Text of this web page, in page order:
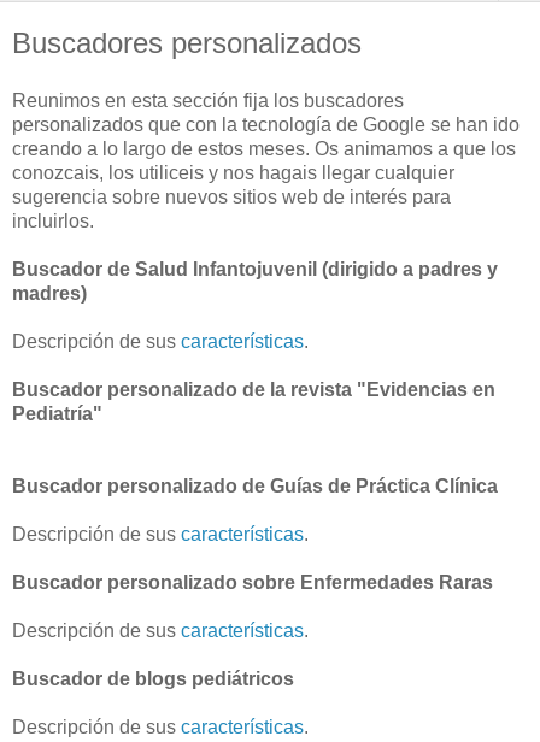
Buscadores personalizados
Reunimos en esta sección fija los buscadores
personalizados que con la tecnología de Google se han ido
creando a lo largo de estos meses. Os animamos a que los
conozcais, los utiliceis y nos hagais llegar cualquier
sugerencia sobre nuevos sitios web de interés para
incluirlos.
Buscador de Salud Infantojuvenil (dirigido a padres y
madres)
Descripción de sus características.
Buscador personalizado de la revista "Evidencias en
Pediatría"
Buscador personalizado de Guías de Práctica Clínica
Descripción de sus características.
Buscador personalizado sobre Enfermedades Raras
Descripción de sus características.
Buscador de blogs pediátricos
Descripción de sus características.